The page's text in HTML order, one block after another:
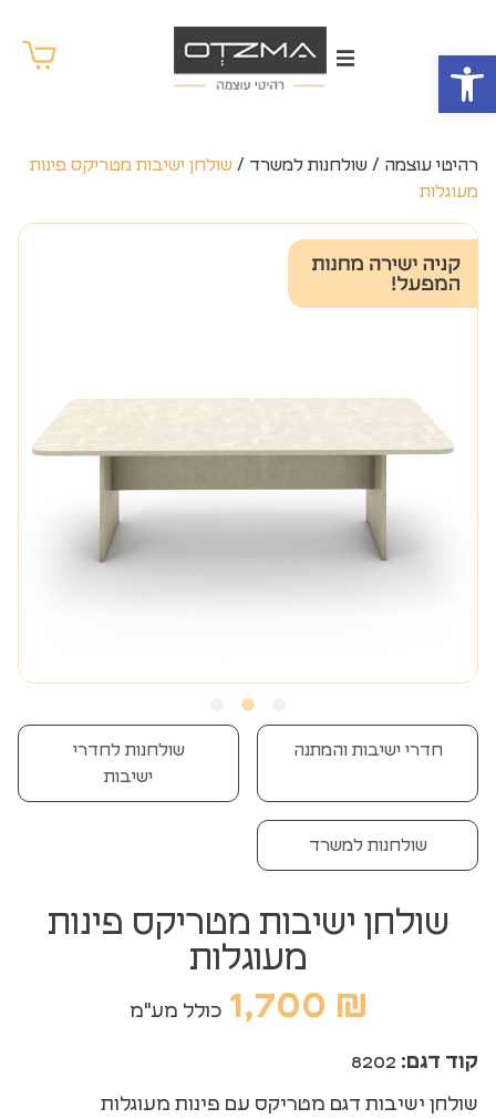
פתח סרגל נגישות
רהיטי עוצמה / שולחנות למשרד / שולחן ישיבות מטריקס פינות
מעוגלות
חדרי ישיבות והמתנה
שולחנות לחדרי
ישיבות
שולחנות למשרד
שולחן ישיבות מטריקס פינות
מעוגלות
1,700 ₪ כולל מע"מ
קוד דגם:
שולחן ישיבות דגם מטריקס עם פינות מעוגלות